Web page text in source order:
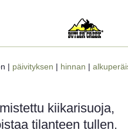
| päivityksen | hinnan |
kiikarisuoja,
tilanteen tullen.